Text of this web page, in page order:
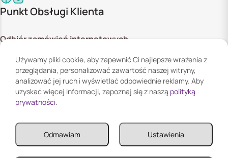
Punkt Obsługi Klienta
Odbiór zamówień internetowych
02-285 Warszawa
Godziny otwarcia:
Pn. - Pt. 08:00 - 16:00
Informacje
Informacje
Twoje konto
Używamy pliki cookie, aby zapewnić Ci najlepsze wrażenia z
przeglądania, personalizować zawartość naszej witryny,
analizować jej ruch i wyświetlać odpowiednie reklamy. Aby
uzyskać więcej informacji, zapoznaj się z naszą polityką
prywatności.
Ustawienia
Odmawiam